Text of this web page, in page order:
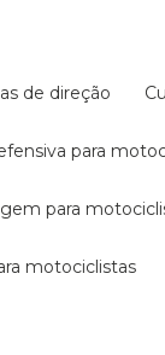
de direção
para
para
motociclistas